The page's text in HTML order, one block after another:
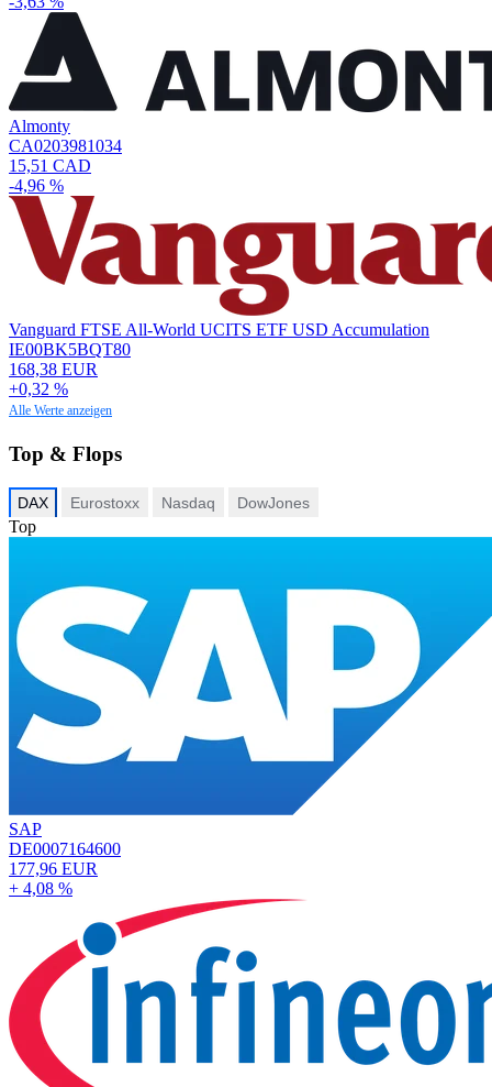
Almonty
CA0203981034
15,51 CAD
-4,96 %
Vanguard FTSE All-World UCITS ETF USD Accumulation
IE00BK5BQT80
168,38 EUR
+0,32 %
Alle Werte anzeigen
Top & Flops
DAX Eurostoxx Nasdaq DowJones
Top
SAP
DE0007164600
177,96 EUR
+ 4,08 %